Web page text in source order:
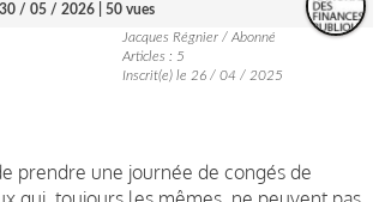
30 / 05 / 2026 | 50 vues
Jacques Régnier / Abonné
Articles : 5
Inscrit(e) le 26 / 04 / 2025
prendre une journée de congés de